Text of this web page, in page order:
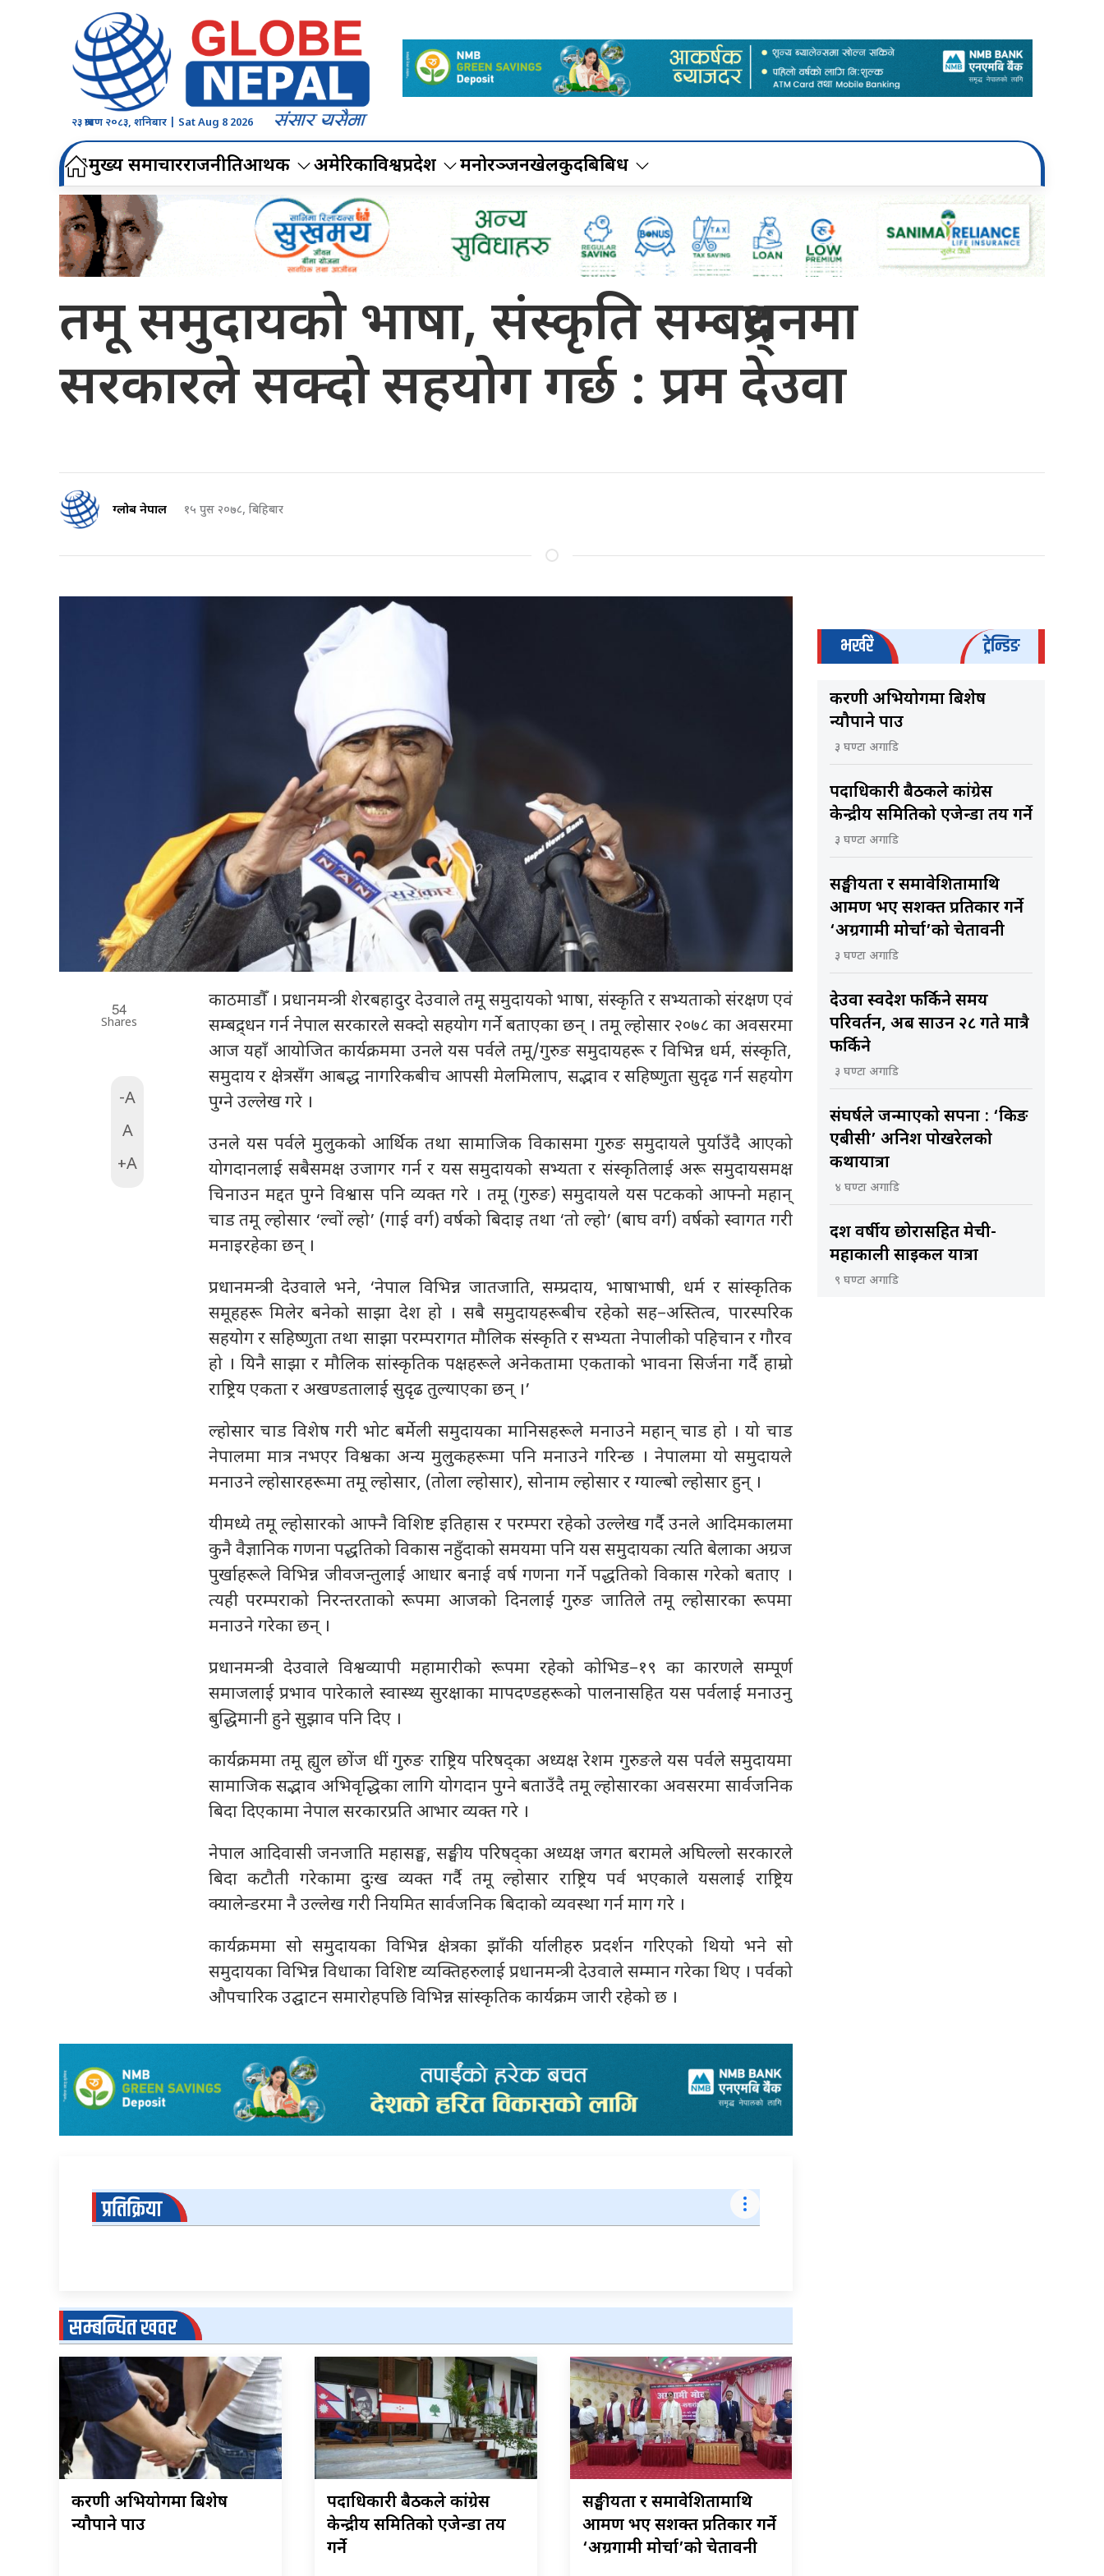
२३ श्रावण २०८३, शनिबार | Sat Aug 8 2026
मुख्य समाचारराजनीतिआर्थिक अमेरिकाविश्वप्रदेश मनोरञ्जनखेलकुदबिबिध
तमू समुदायको भाषा, संस्कृति सम्बद्र्धनमा
सरकारले सक्दो सहयोग गर्छ : प्रम देउवा
ग्लोब नेपाल १५ पुस २०७८, बिहिबार
54
Shares
-A
A
+A
काठमाडौँ । प्रधानमन्त्री शेरबहादुर देउवाले तमू समुदायको भाषा, संस्कृति र सभ्यताको संरक्षण एवं
सम्बद्र्धन गर्न नेपाल सरकारले सक्दो सहयोग गर्ने बताएका छन् । तमू ल्होसार २०७८ का अवसरमा
आज यहाँ आयोजित कार्यक्रममा उनले यस पर्वले तमू/गुरुङ समुदायहरू र विभिन्न धर्म, संस्कृति,
समुदाय र क्षेत्रसँग आबद्ध नागरिकबीच आपसी मेलमिलाप, सद्भाव र सहिष्णुता सुदृढ गर्न सहयोग
पुग्ने उल्लेख गरे ।
उनले यस पर्वले मुलुकको आर्थिक तथा सामाजिक विकासमा गुरुङ समुदायले पुर्याउँदै आएको
योगदानलाई सबैसमक्ष उजागर गर्न र यस समुदायको सभ्यता र संस्कृतिलाई अरू समुदायसमक्ष
चिनाउन मद्दत पुग्ने विश्वास पनि व्यक्त गरे । तमू (गुरुङ) समुदायले यस पटकको आफ्नो महान्
चाड तमू ल्होसार ‘ल्वों ल्हो’ (गाई वर्ग) वर्षको बिदाइ तथा ‘तो ल्हो’ (बाघ वर्ग) वर्षको स्वागत गरी
मनाइरहेका छन् ।
प्रधानमन्त्री देउवाले भने, ‘नेपाल विभिन्न जातजाति, सम्प्रदाय, भाषाभाषी, धर्म र सांस्कृतिक
समूहहरू मिलेर बनेको साझा देश हो । सबै समुदायहरूबीच रहेको सह–अस्तित्व, पारस्परिक
सहयोग र सहिष्णुता तथा साझा परम्परागत मौलिक संस्कृति र सभ्यता नेपालीको पहिचान र गौरव
हो । यिनै साझा र मौलिक सांस्कृतिक पक्षहरूले अनेकतामा एकताको भावना सिर्जना गर्दै हाम्रो
राष्ट्रिय एकता र अखण्डतालाई सुदृढ तुल्याएका छन् ।’
ल्होसार चाड विशेष गरी भोट बर्मेली समुदायका मानिसहरूले मनाउने महान् चाड हो । यो चाड
नेपालमा मात्र नभएर विश्वका अन्य मुलुकहरूमा पनि मनाउने गरिन्छ । नेपालमा यो समुदायले
मनाउने ल्होसारहरूमा तमू ल्होसार, (तोला ल्होसार), सोनाम ल्होसार र ग्याल्बो ल्होसार हुन् ।
यीमध्ये तमू ल्होसारको आफ्नै विशिष्ट इतिहास र परम्परा रहेको उल्लेख गर्दै उनले आदिमकालमा
कुनै वैज्ञानिक गणना पद्धतिको विकास नहुँदाको समयमा पनि यस समुदायका त्यति बेलाका अग्रज
पुर्खाहरूले विभिन्न जीवजन्तुलाई आधार बनाई वर्ष गणना गर्ने पद्धतिको विकास गरेको बताए ।
त्यही परम्पराको निरन्तरताको रूपमा आजको दिनलाई गुरुङ जातिले तमू ल्होसारका रूपमा
मनाउने गरेका छन् ।
प्रधानमन्त्री देउवाले विश्वव्यापी महामारीको रूपमा रहेको कोभिड–१९ का कारणले सम्पूर्ण
समाजलाई प्रभाव पारेकाले स्वास्थ्य सुरक्षाका मापदण्डहरूको पालनासहित यस पर्वलाई मनाउनु
बुद्धिमानी हुने सुझाव पनि दिए ।
कार्यक्रममा तमू ह्युल छोंज धीं गुरुङ राष्ट्रिय परिषद्का अध्यक्ष रेशम गुरुङले यस पर्वले समुदायमा
सामाजिक सद्भाव अभिवृद्धिका लागि योगदान पुग्ने बताउँदै तमू ल्होसारका अवसरमा सार्वजनिक
बिदा दिएकामा नेपाल सरकारप्रति आभार व्यक्त गरे ।
नेपाल आदिवासी जनजाति महासङ्घ, सङ्घीय परिषद्का अध्यक्ष जगत बरामले अघिल्लो सरकारले
बिदा कटौती गरेकामा दुःख व्यक्त गर्दै तमू ल्होसार राष्ट्रिय पर्व भएकाले यसलाई राष्ट्रिय
क्यालेन्डरमा नै उल्लेख गरी नियमित सार्वजनिक बिदाको व्यवस्था गर्न माग गरे ।
कार्यक्रममा सो समुदायका विभिन्न क्षेत्रका झाँकी र्यालीहरु प्रदर्शन गरिएको थियो भने सो
समुदायका विभिन्न विधाका विशिष्ट व्यक्तिहरुलाई प्रधानमन्त्री देउवाले सम्मान गरेका थिए । पर्वको
औपचारिक उद्घाटन समारोहपछि विभिन्न सांस्कृतिक कार्यक्रम जारी रहेको छ ।
प्रतिक्रिया
सम्बन्धित खवर
करणी अभियोगमा बिशेष
न्यौपाने पक्राउ
पदाधिकारी बैठकले कांग्रेस
केन्द्रीय समितिकाे एजेन्डा तय
गर्ने
सङ्घीयता र समावेशितामाथि
आक्रमण भए सशक्त प्रतिकार गर्ने
‘अग्रगामी मोर्चा’को चेतावनी
भर्खरै ट्रेन्डिङ
करणी अभियोगमा बिशेष
न्यौपाने पक्राउ
३ घण्टा अगाडि
पदाधिकारी बैठकले कांग्रेस
केन्द्रीय समितिकाे एजेन्डा तय गर्ने
३ घण्टा अगाडि
सङ्घीयता र समावेशितामाथि
आक्रमण भए सशक्त प्रतिकार गर्ने
‘अग्रगामी मोर्चा’को चेतावनी
३ घण्टा अगाडि
देउवा स्वदेश फर्किने समय
परिवर्तन, अब साउन २८ गते मात्रै
फर्किने
३ घण्टा अगाडि
संघर्षले जन्माएको सपना : ‘किङ
एबीसी’ अनिश पोखरेलको
कथायात्रा
४ घण्टा अगाडि
दश वर्षीय छोरासहित मेची-
महाकाली साइकल यात्रा
९ घण्टा अगाडि